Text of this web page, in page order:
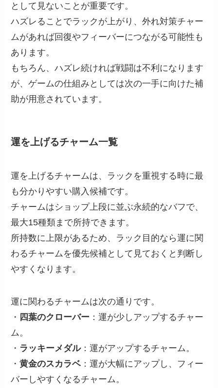
として見ないことが重要です。
ハズレることでラックが上がり、外れ対策チャー
ムがあれば回復やフィーバーにつながる可能性も
あります。
もちろん、ハズレ続ければ戦闘は不利になります
が、ゲームの仕組みとしては次の一手に向けた補
助が用意されています。
運を上げるチャーム一覧
運を上げるチャームは、ラックを重視する時に最
も分かりやすい購入候補です。
チャームはショップ上段に並ぶ永続的なバフで、
最大15種類まで所持できます。
所持数に上限があるため、ラック目的なら運に関
わるチャームを優先候補として見ておくと判断し
やすくなります。
運に関わるチャームは次の通りです。
・ 四葉のクローバー ：運が少しアップするチャー
ム。
・ ラッキーメダル：運がアップするチャーム。
・黄金のスカラベ：運が大幅にアップし、フィー
バーしやすくなるチャーム。